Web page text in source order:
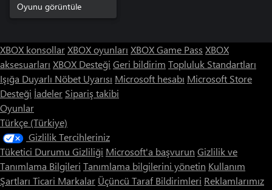
Oyunu görüntüle
XBOX konsollarXBOX oyunları XBOX Game Pass XBOX
aksesuarları XBOX Desteği Geri bildirim Topluluk Standartları
Işığa Duyarlı Nöbet Uyarısı Microsoft hesabı Microsoft Store
Desteği İadeler Sipariş takibi
Oyunlar
Türkçe (Türkiye)
Gizlilik Tercihleriniz
Tüketici Durumu Gizliliği Microsoft'a başvurun Gizlilik ve
Tanımlama Bilgileri Tanımlama bilgilerini yönetin Kullanım
Şartları Ticari Markalar Üçüncü Taraf Bildirimleri Reklamlarımız